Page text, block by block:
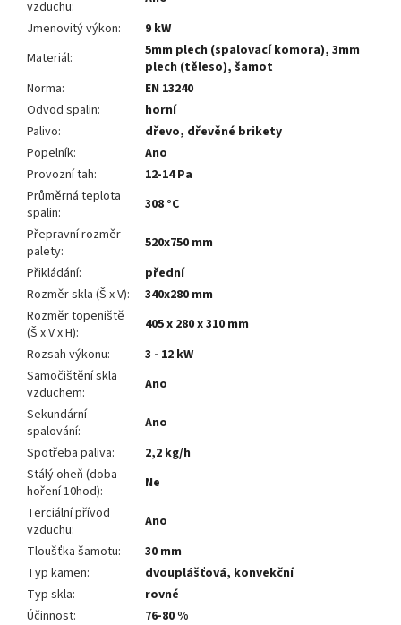
vzduchu:
Jmenovitý výkon:
9 kW
Materiál:
5mm plech (spalovací komora), 3mm
plech (těleso), šamot
Norma:
EN 13240
Odvod spalin:
horní
Palivo:
dřevo, dřevěné brikety
Popelník:
Ano
Provozní tah:
12-14 Pa
Průměrná teplota
spalin:
308 °C
Přepravní rozměr
palety:
520x750 mm
Přikládání:
přední
Rozměr skla (Š x V):
340x280 mm
Rozměr topeniště
(Š x V x H):
405 x 280 x 310 mm
Rozsah výkonu:
3 - 12 kW
Samočištění skla
vzduchem:
Ano
Sekundární
spalování:
Ano
Spotřeba paliva:
2,2 kg/h
Stálý oheň (doba
hoření 10hod):
Ne
Terciální přívod
vzduchu:
Ano
Tloušťka šamotu:
30 mm
Typ kamen:
dvouplášťová, konvekční
Typ skla:
rovné
Účinnost:
76-80 %